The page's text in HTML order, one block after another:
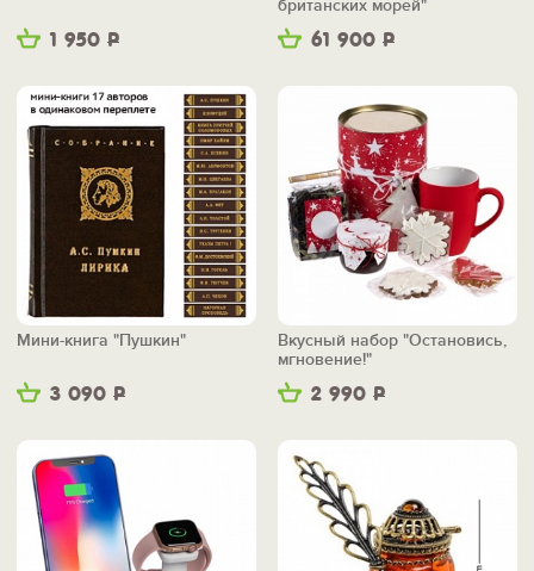
1 950 Р 61 900 Р
британских морей"
3 090 Р
Мини-книга "Пушкин"
2 990 Р
Вкусный набор "Остановись,
мгновение!"